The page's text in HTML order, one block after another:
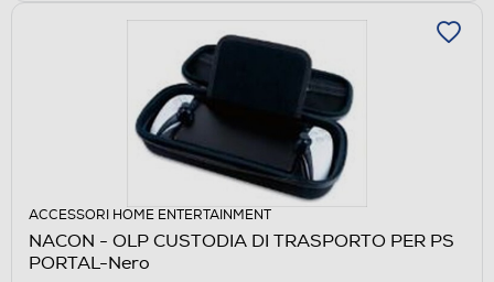
ACCESSORI HOME ENTERTAINMENT
NACON - OLP CUSTODIA DI TRASPORTO PER PS
PORTAL-Nero